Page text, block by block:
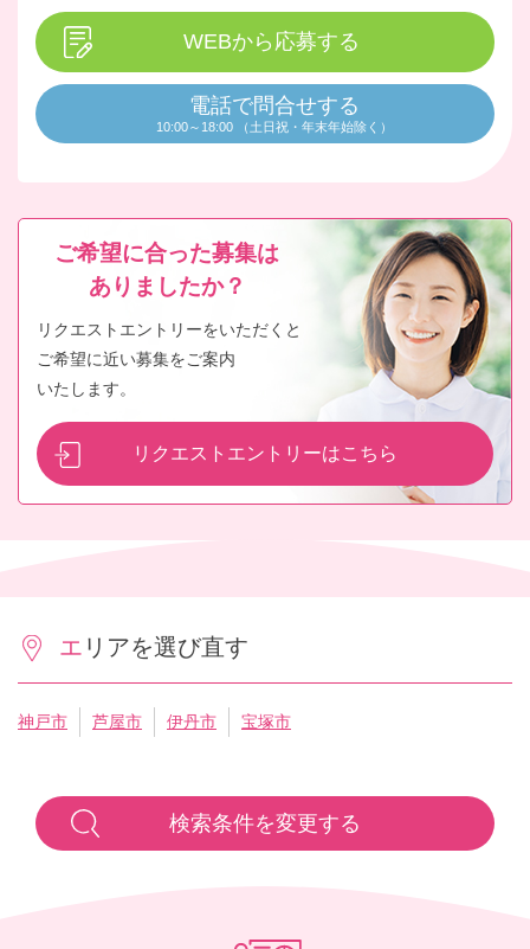
WEBから応募する
電話で問合せする
10:00～18:00 （土日祝・年末年始除く）
ご希望に合った募集は
ありましたか？
リクエストエントリーをいただくと
ご希望に近い募集をご案内
いたします。
リクエストエントリーはこちら
エリアを選び直す
神戸市 芦屋市 伊丹市 宝塚市
検索条件を変更する